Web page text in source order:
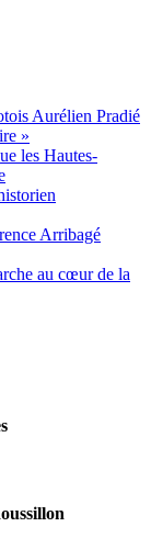
Aurélien Pradié
»
les Hautes-
Arribagé
au cœur de la